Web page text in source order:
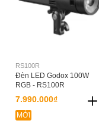
RS100R
Đèn LED Godox 100W
RGB - RS100R
7.990.000₫
MỚI